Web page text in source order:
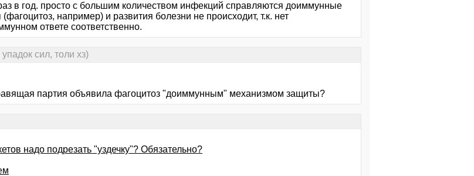
в год. просто с большим количеством инфекций справляются доиммунные
например) и развития болезни не происходит, т.к. нет
ответе соответственно.
сил, толи хз)
партия объявила фагоцитоз "доиммунным" механизмом защиты?
надо подрезать "уздечку"? Обязательно?